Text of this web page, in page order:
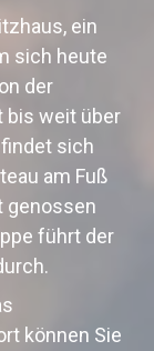
ein
sich heute
der
bis weit über
sich
am Fuß
genossen
führt der
können Sie